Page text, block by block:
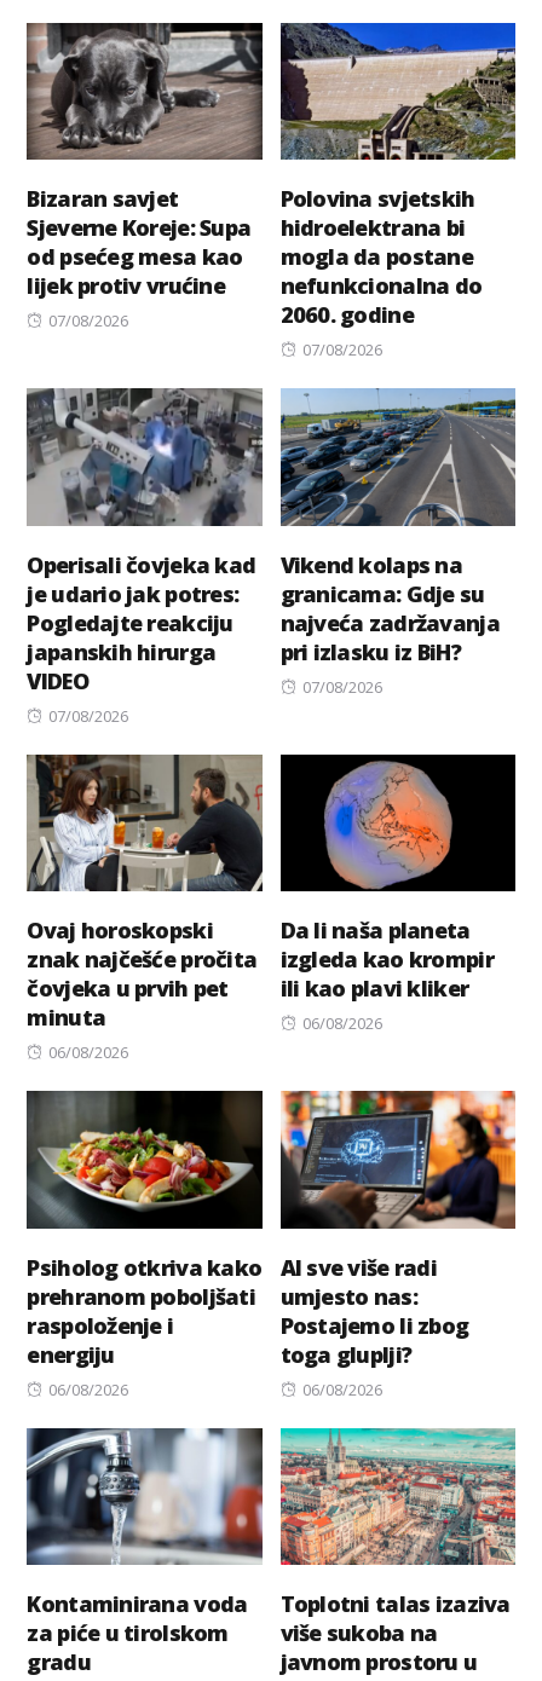
Bizaran savjet
Sjeverne Koreje: Supa
od psećeg mesa kao
lijek protiv vrućine
Posted
07/08/2026
Polovina svjetskih
hidroelektrana bi
mogla da postane
nefunkcionalna do
2060. godine
Posted
07/08/2026
Operisali čovjeka kad
je udario jak potres:
Pogledajte reakciju
japanskih hirurga
VIDEO
Posted
07/08/2026
Vikend kolaps na
granicama: Gdje su
najveća zadržavanja
pri izlasku iz BiH?
Posted
07/08/2026
Ovaj horoskopski
znak najčešće pročita
čovjeka u prvih pet
minuta
Posted
06/08/2026
Da li naša planeta
izgleda kao krompir
ili kao plavi kliker
Posted
06/08/2026
Psiholog otkriva kako
prehranom poboljšati
raspoloženje i
energiju
Posted
06/08/2026
AI sve više radi
umjesto nas:
Postajemo li zbog
toga gluplji?
Posted
06/08/2026
Kontaminirana voda
za piće u tirolskom
gradu
Toplotni talas izaziva
više sukoba na
javnom prostoru u